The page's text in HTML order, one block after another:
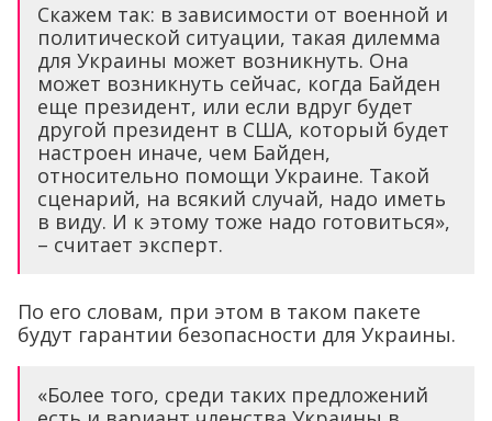
Скажем так: в зависимости от военной и
политической ситуации, такая дилемма
для Украины может возникнуть. Она
может возникнуть сейчас, когда Байден
еще президент, или если вдруг будет
другой президент в США, который будет
настроен иначе, чем Байден,
относительно помощи Украине. Такой
сценарий, на всякий случай, надо иметь
в виду. И к этому тоже надо готовиться»,
– считает эксперт.
По его словам, при этом в таком пакете
будут гарантии безопасности для Украины.
«Более того, среди таких предложений